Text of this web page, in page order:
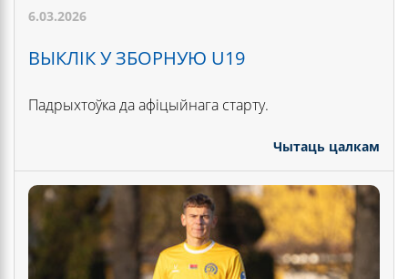
6.03.2026
ВЫКЛІК У ЗБОРНУЮ U19
Падрыхтоўка да афіцыйнага старту.
Чытаць цалкам